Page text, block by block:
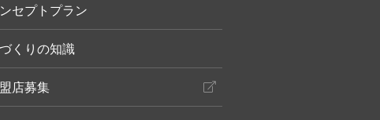
セプトプラン
くりの知識
店募集